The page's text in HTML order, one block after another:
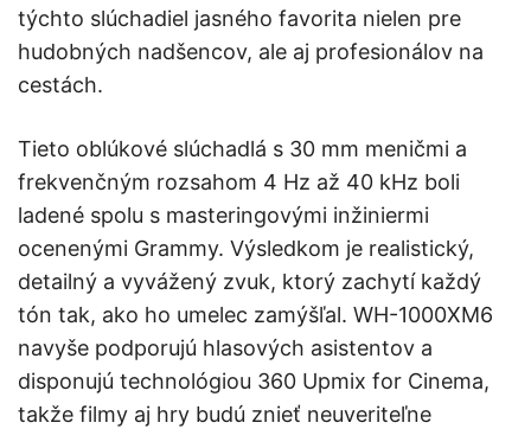
týchto slúchadiel jasného favorita nielen pre
hudobných nadšencov, ale aj profesionálov na
cestách.
Tieto oblúkové slúchadlá s 30 mm meničmi a
frekvenčným rozsahom 4 Hz až 40 kHz boli
ladené spolu s masteringovými inžiniermi
ocenenými Grammy. Výsledkom je realistický,
detailný a vyvážený zvuk, ktorý zachytí každý
tón tak, ako ho umelec zamýšľal. WH-1000XM6
navyše podporujú hlasových asistentov a
disponujú technológiou 360 Upmix for Cinema,
takže filmy aj hry budú znieť neuveriteľne